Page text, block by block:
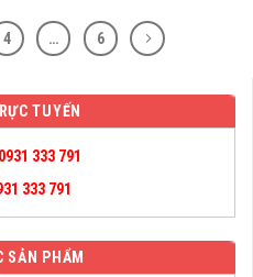
TUYẾN
0931 333 791
333 791
SẢN PHẨM
4 … 6